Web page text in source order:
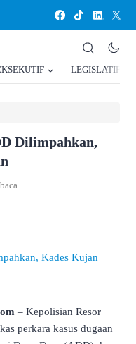
LEGISLATIF
Dilimpahkan,
– Kepolisian Resor
perkara kasus dugaan